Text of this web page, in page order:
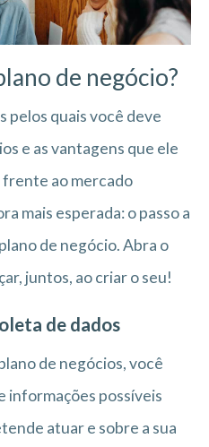
de negócio?
pelos quais você deve
e as vantagens que ele
frente ao mercado
mais esperada: o passo a
de negócio. Abra o
juntos, ao criar o seu!
de dados
de negócios, você
informações possíveis
atuar e sobre a sua